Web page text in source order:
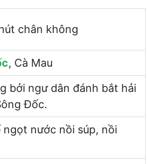
chân không
, Cà Mau
bởi ngư dân đánh bắt hải
Đốc.
ngọt nước nồi súp, nồi